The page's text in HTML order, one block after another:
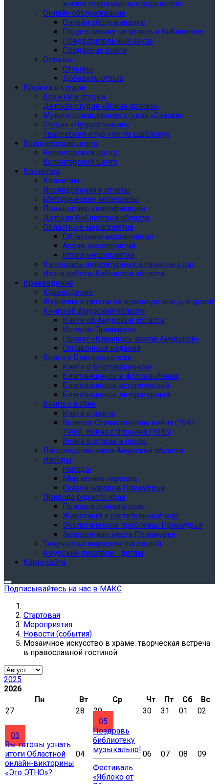
жизни современных родителей»
Онлайн обслуживание
Онлайн обслуживание
Подать заявку на запись в библиотеку
Предварительный заказ
Продление книги
Отзывы
Отзывы
Добавить отзыв
Кружки и студии
Кружки и студии
Детская студия «Яркие краски»
Мультипликационная студия «Сказка»
Студия «Чудеса химии»
Творческий клуб «Не по шаблону»
Волонтерский центр
Волонтерский центр
Волонтерский центр
Коллегам
Коллегам
Исследования и отчеты
Методические материалы
Повышение квалификации
Детские библиотеки области
Областные мероприятия
Областные мероприятия
Архив мероприятий
Итоги мероприятий
Календарь литературных и памятных дат
Итоги работы библиотек области
Краеведение
Краеведение
Журналы и газеты по краеведению для детей
Книги об Амурской области
Книги об Амурской области
История Приамурья
Проект «Кланяюсь земле Амурской»
Справочные издания
Книги о Благовещенске
Книги о Благовещенске
Благовещенск в фотоальбомах
Благовещенск исторический
Благовещенск литературный
Книги о войне
Книги о войне
Великая Отечественная война (1941-
1945). Война с Японией (1945)
Война в стихах и прозе
Литературная карта Амурской области
Народы
Народы
Мир малых народов
Сказки народов Приамурья
Природа родного края
Природа родного края
Животный и растительный мир
Экологические проблемы Приамурья
Заповедные места Приамурья
Творчество амурских писателей
Амурские писатели - детям
Карта сайта
Подписывайтесь на нас в МАКС
Стартовая
Мероприятия
Новости (события)
Мозаичное искусство в храме: творческая встреча
в православной гостиной
2025
2026
Пн
Вт Ср Чт Пт Сб
Вс
27
28 29 30 31 01 02
03
Вы готовы узнать
итоги Областной
онлайн‑викторины
«Это ЭТНО»?
04
05
Поздравь
библиотеку
музыкально!
Фестиваль
«Яблоко от
06 07 08 09